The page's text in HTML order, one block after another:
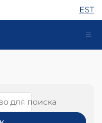
EST
для поиска